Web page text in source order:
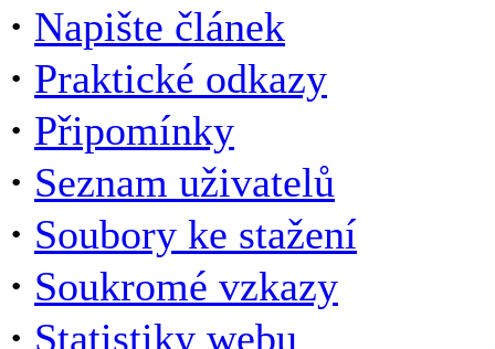
· Napište článek
· Praktické odkazy
· Připomínky
· Seznam uživatelů
· Soubory ke stažení
· Soukromé vzkazy
· Statistiky webu